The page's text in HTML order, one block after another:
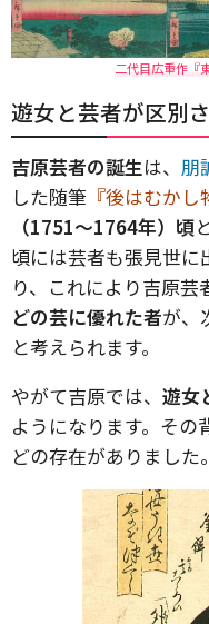
二代目広重作『
遊女と芸者が区別
吉原芸者の誕生は、 朋
した随筆 『後はむかし
（1751～1764年）頃
頃には芸者も張見世に
り、これにより吉原芸
どの芸に優れた者が、
と考えられます。
やがて吉原では、 遊女
ようになります。その
どの存在がありました。